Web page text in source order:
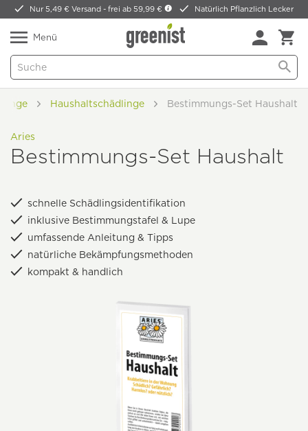
Nur 5,49 € Versand -frei ab 59,99 € Natürlich Pflanzlich Lecker
Menü
Haushaltschädlinge Bestimmungs-Set Haushalt
Aries
Bestimmungs-Set Haushalt
schnelle Schädlingsidentifikation
inklusive Bestimmungstafel & Lupe
umfassende Anleitung & Tipps
natürliche Bekämpfungsmethoden
kompakt & handlich